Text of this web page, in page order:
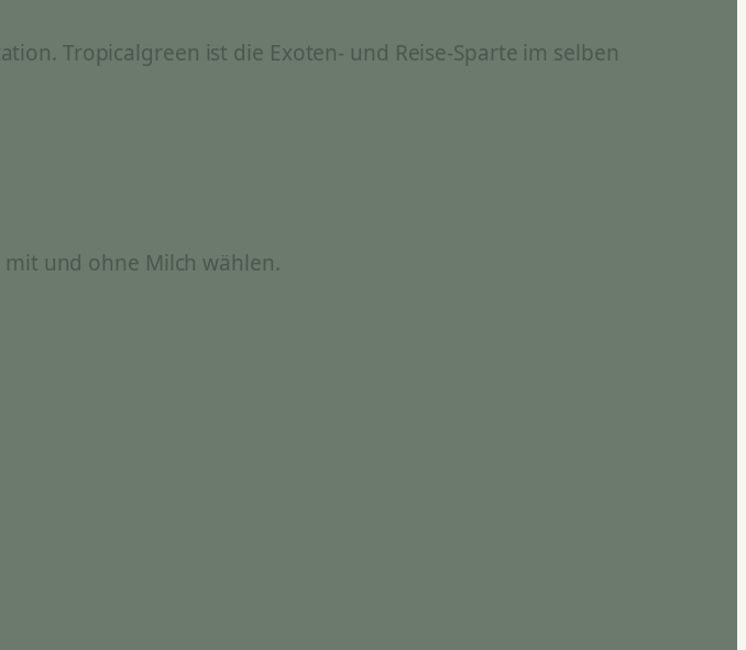
Tropicalgreen ist die Exoten- und Reise-Sparte im selben
und ohne Milch wählen.